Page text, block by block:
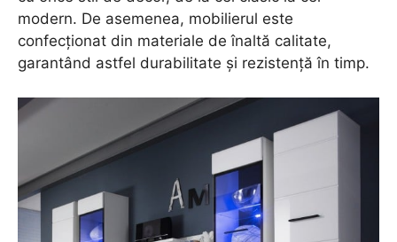
modern. De asemenea, mobilierul este
confecționat din materiale de înaltă calitate,
garantând astfel durabilitate și rezistență în timp.